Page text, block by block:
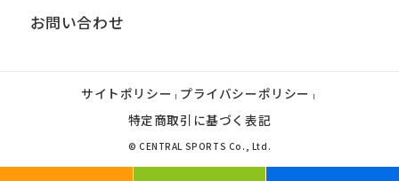
お問い合わせ
サイトポリシー | プライバシーポリシー |
特定商取引に基づく表記
© CENTRAL SPORTS Co., Ltd.